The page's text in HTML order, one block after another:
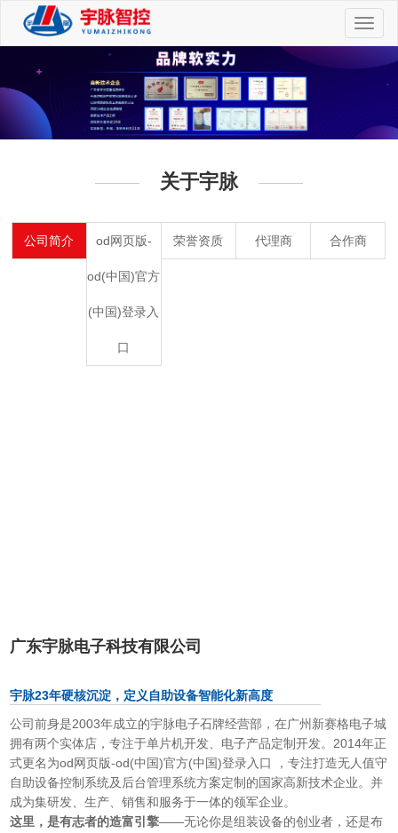
切
换
关于宇脉
公司简介 od网页版-
od(中国)官方
(中国)登录入
口
荣誉资质 代理商 合作商
广东宇脉电子科技有限公司
宇脉23年硬核沉淀，定义自助设备智能化新高度
公司前身是2003年成立的宇脉电子石牌经营部，在广州新赛格电子城
拥有两个实体店，专注于单片机开发、电子产品定制开发。 2014年正
式更名为od网页版-od(中国)官方(中国)登录入口 ，专注打造无人值守
自助设备控制系统及后台管理系统方案定制的国家高新技术企业。并
成为集研发、生产、销售和服务于一体的领军企业。
这里，是有志者的造富引擎——无论你是组装设备的创业者，还是布